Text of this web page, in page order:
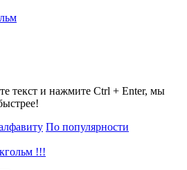
текст и нажмите Ctrl + Enter, мы
По популярности
!!!